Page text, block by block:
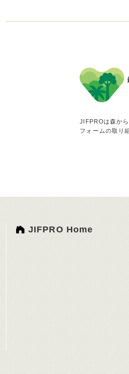
JIFPROは森か
フォームの取り
JIFPRO Home